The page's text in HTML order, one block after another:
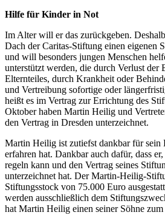
Hilfe für Kinder in Not
Im Alter will er das zurückgeben.
Dach der Caritas-Stiftung einen eigenen
und will besonders jungen Menschen
unterstützt werden, die durch Verlust der
Elternteiles, durch Krankheit oder
und Vertreibung sofortige oder
heißt es im Vertrag zur Errichtung des
Oktober haben Martin Heilig und
den Vertrag in Dresden unterzeichnet.
Martin Heilig ist zutiefst dankbar für sein
erfahren hat. Dankbar auch dafür, dass
regeln kann und den Vertrag seines
unterzeichnet hat. Der Martin-Heilig-
Stiftungsstock von 75.000 Euro
werden ausschließlich dem
hat Martin Heilig einen seiner Söhne